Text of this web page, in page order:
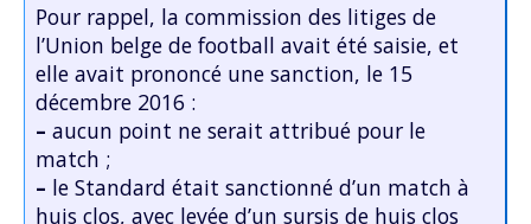
Pour rappel, la commission des litiges de
l’Union belge de football avait été saisie, et
elle avait prononcé une sanction, le 15
décembre 2016 :
– aucun point ne serait attribué pour le
match ;
– le Standard était sanctionné d’un match à
huis clos, avec levée d’un sursis de huis clos